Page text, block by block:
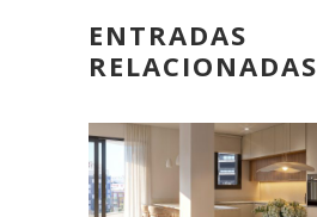
ENTRADAS
RELACIONADAS